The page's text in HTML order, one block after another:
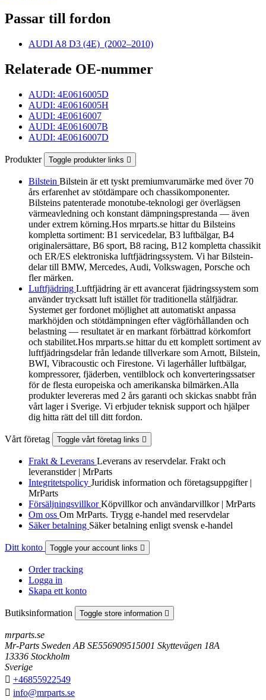
Passar till fordon
AUDI A8 D3 (4E) (2002–2010)
Relaterade OE-nummer
AUDI: 4E0616005D
AUDI: 4E0616005H
AUDI: 4E0616007
AUDI: 4E0616007B
AUDI: 4E0616007D
Produkter Toggle produkter links 
Bilstein Bilstein är ett tyskt premiumvarumärke med över 70
års erfarenhet av stötdämpare och chassikomponenter.
Bilsteins patenterade monotube-teknologi ger överlägsen
värmeavledning och konstant dämpningsprestanda — även
under extrem körning.Hos mrparts.se hittar du Bilsteins
kompletta sortiment: B1 servicedelar, B3 luftbälgar, B4
originalersättare, B6 sport, B8 racing, B12 kompletta chassikit
och ER/ES elektroniska luftfjädringssystem. Vi har Bilstein-
delar till BMW, Mercedes, Audi, Volkswagen, Porsche och
fler märken.
Luftfjädring Luftfjädring är ett avancerat fjädringssystem som
använder trycksatt luft istället för traditionella stålfjädrar.
Systemet ger fordonet möjlighet att automatiskt anpassa
markhöjden och stötdämpningen efter vägförhållanden och
belastning — resultatet är en markant förbättrad körkomfort
och stabilitet.Hos mrparts.se hittar du ett komplett sortiment av
luftfjädringsdelar från ledande tillverkare som Arnott, Bilstein,
BWI, Vibracoustic och Firestone. Vi lagerhåller luftbälgar,
kompressorer, fjäderben, ventilblock och konverteringssatser
för de flesta europeiska och amerikanska bilmärken.Alla
produkter levereras med 2 års garanti och skickas snabbt från
vårt lager i Sverige. Vi erbjuder teknisk support och hjälper
dig hitta rätt del till ditt fordon.
Vårt företag Toggle vårt företag links 
Frakt & Leverans Leverans av reservdelar. Frakt och
leveranstider | MrParts
Integritetspolicy Juridisk information och företagsuppgifter |
MrParts
FörsäljningsvillkorKöpvillkor och användarvillkor | MrParts
Om oss Om MrParts. Trygg e-handel med reservdelar
Säker betalning Säker betalning enligt svensk e-handel
Ditt konto Toggle your account links 
Order tracking
Logga in
Skapa ett konto
Butiksinformation Toggle store information 
mrparts.se
Mr-Parts Sweden AB SE556909515001 Skyttevägen 18A
13336 Stockholm
Sverige
 +46855922549
 info@mrparts.se